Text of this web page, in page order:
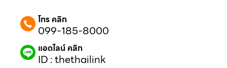
โทร คลิก
099-185-8000
แอดไลน์ คลิก
ID : thethailink